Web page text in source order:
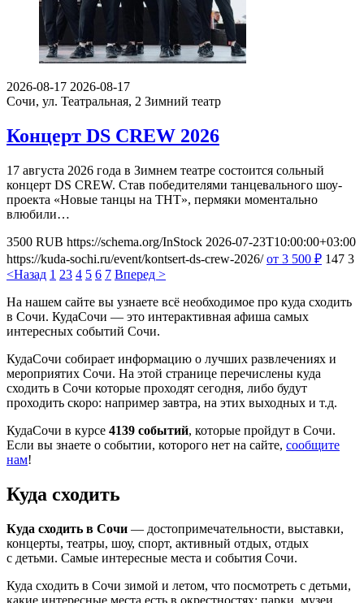
2026-08-17 2026-08-17
Сочи, ул. Театральная, 2 Зимний театр
Концерт DS CREW 2026
17 августа 2026 года в Зимнем театре состоится сольный
концерт DS CREW. Став победителями танцевального шоу-
проекта «Новые танцы на ТНТ», пермяки моментально
влюбили…
3500 RUB https://schema.org/InStock 2026-07-23T10:00:00+03:00
https://kuda-sochi.ru/event/kontsert-ds-crew-2026/ от 3 500 ₽ 147 3
<Назад 1 23 4 5 6 7 Вперед >
На нашем сайте вы узнаете всё необходимое про куда сходить
в Сочи. КудаСочи — это интерактивная афиша самых
интересных событий Сочи.
КудаСочи собирает информацию о лучших развлечениях и
мероприятих Сочи. На этой странице перечислены куда
сходить в Сочи которые проходят сегодня, либо будут
проходить скоро: например завтра, на этих выходных и т.д.
КудаСочи в курсе 4139 событий, которые пройдут в Сочи.
Если вы знаете о событии, которого нет на сайте, сообщите
нам!
Куда сходить
Куда сходить в Сочи — достопримечательности, выставки,
концерты, театры, шоу, спорт, активный отдых, отдых
с детьми. Самые интересные места и события Сочи.
Куда сходить в Сочи зимой и летом, что посмотреть с детьми,
какие интересные места есть в окрестностях: парки, музеи,